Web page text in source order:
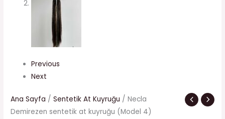
Previous
Next
Ana Sayfa /Sentetik At Kuyruğu / Necla
Demirezen sentetik at kuyruğu (Model 4)